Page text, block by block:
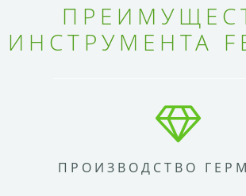
ИНСТРУМЕНТА
ПРОИЗВОДСТВО